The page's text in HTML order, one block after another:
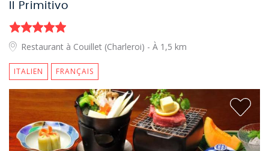
Il Primitivo
Restaurant à Couillet (Charleroi) - À 1,5 km
ITALIEN FRANÇAIS